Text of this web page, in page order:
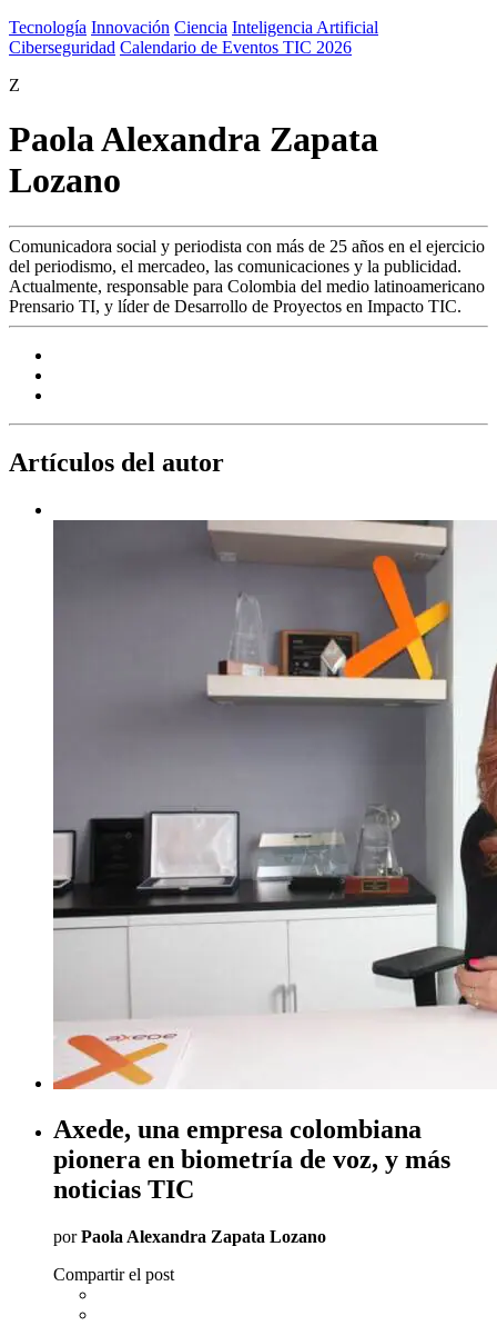
Tecnología Innovación Ciencia Inteligencia Artificial
Ciberseguridad Calendario de Eventos TIC 2026
Z
Paola Alexandra Zapata
Lozano
Comunicadora social y periodista con más de 25 años en el ejercicio
del periodismo, el mercadeo, las comunicaciones y la publicidad.
Actualmente, responsable para Colombia del medio latinoamericano
Prensario TI, y líder de Desarrollo de Proyectos en Impacto TIC.
Artículos del autor
Axede, una empresa colombiana
pionera en biometría de voz, y más
noticias TIC
porPaola Alexandra Zapata Lozano
Compartir el post